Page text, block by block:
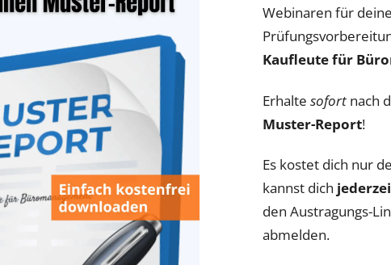
Webinaren für
Kaufleute für
Erhalte sofort nach
Muster-Report!
Es kostet dich nur
kannst dich
den Austragungs-
abmelden.